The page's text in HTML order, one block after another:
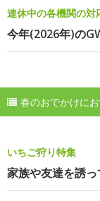
連休中の各機関の対
今年(2026年)の
春のおでかけに
いちご狩り特集
家族や友達を誘